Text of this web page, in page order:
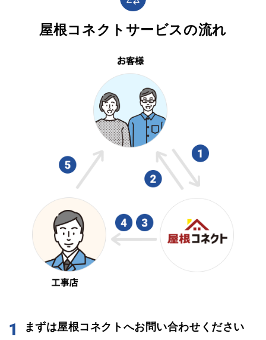
屋根コネクトサービスの流れ
1 まずは屋根コネクトへお問い合わせください